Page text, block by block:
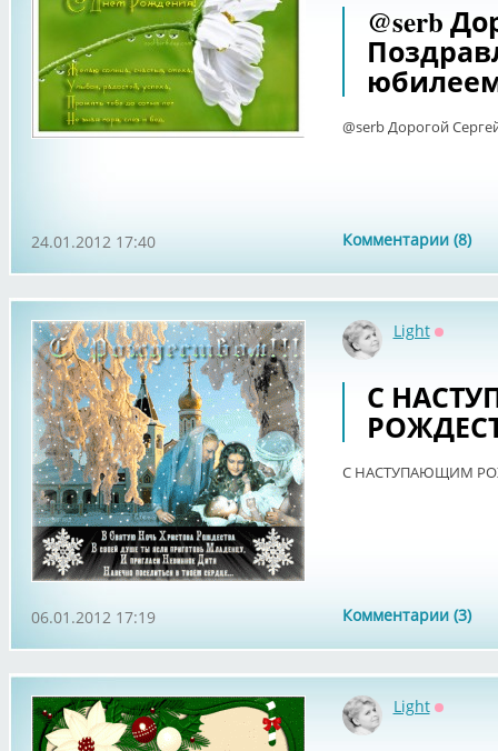
@serb
@serb Дорогой
Комментарии (8)
24.01.2012 17:40
Light
С
С НАСТУПАЮЩИМ
Комментарии (3)
06.01.2012 17:19
Light